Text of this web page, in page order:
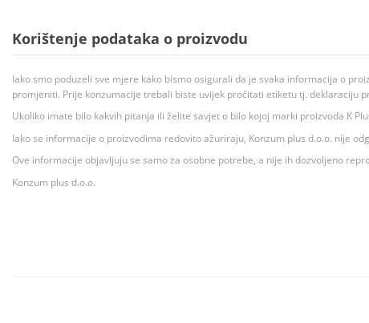
Korištenje podataka o proizvodu
Iako smo poduzeli sve mjere kako bismo osigurali da je svaka informacija o
promjeniti. Prije konzumacije trebali biste uvijek pročitati etiketu tj. deklaraciju
Ukoliko imate bilo kakvih pitanja ili želite savjet o bilo kojoj marki proizvoda K
Iako se informacije o proizvodima redovito ažuriraju, Konzum plus d.o.o. nije
Ove informacije objavljuju se samo za osobne potrebe, a nije ih dozvoljeno
Konzum plus d.o.o.